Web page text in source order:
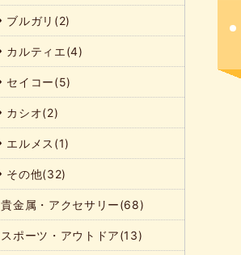
ブルガリ(2)
カルティエ(4)
セイコー(5)
カシオ(2)
エルメス(1)
その他(32)
貴金属・アクセサリー(68)
スポーツ・アウトドア(13)